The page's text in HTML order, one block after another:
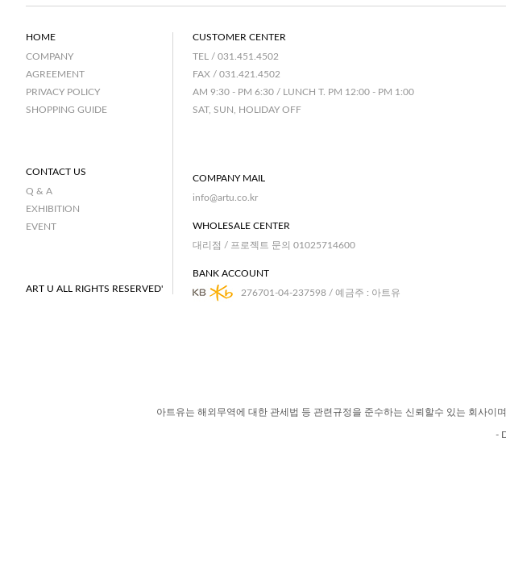
HOME
COMPANY
AGREEMENT
PRIVACY POLICY
SHOPPING GUIDE
CONTACT US
Q & A
EXHIBITION
EVENT
ART U ALL RIGHTS RESERVED'
CUSTOMER CENTER
TEL / 031.451.4502
FAX / 031.421.4502
AM 9:30 - PM 6:30 / LUNCH T. PM 12:00 - PM 1:00
SAT, SUN, HOLIDAY OFF
COMPANY MAIL
info@artu.co.kr
WHOLESALE CENTER
대리점 / 프로젝트 문의 01025714600
BANK ACCOUNT
276701-04-237598 / 예금주 : 아트유
아트유는 해외무역에 대한 관세법 등 관련규정을 준수하는 신뢰할수 있는 회사이
-